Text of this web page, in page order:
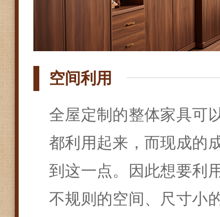
空间利用
全屋定制的整体家具可
都利用起来，而现成的
到这一点。因此想要利
不规则的空间、尺寸小